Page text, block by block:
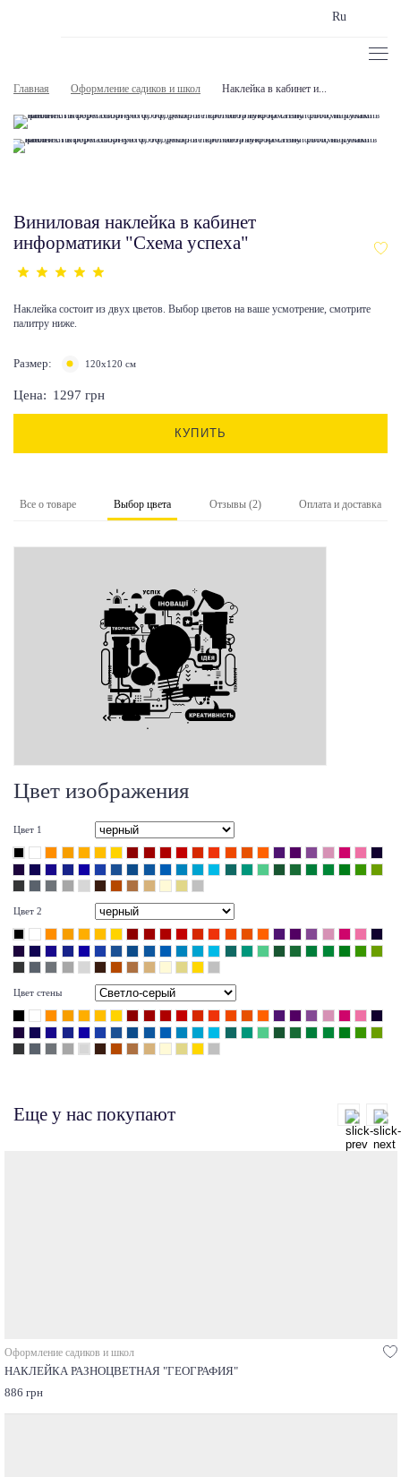
Ru
Главная Оформление садиков и школ Наклейка в кабинет и...
Виниловая наклейка в кабинет
информатики "Схема успеха"
Наклейка состоит из двух цветов. Выбор цветов на ваше усмотрение, смотрите
палитру ниже.
Размер: 120х120 см
Цена: 1297 грн
КУПИТЬ
Все о товаре Выбор цвета Отзывы (2) Оплата и доставка
Цвет изображения
Цвет 1
Цвет 2
Цвет стены
Еще у нас покупают
Оформление садиков и школ
НАКЛЕЙКА РАЗНОЦВЕТНАЯ "ГЕОГРАФИЯ"
886 грн